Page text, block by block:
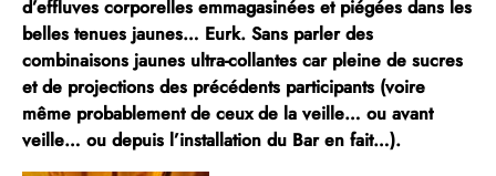
d’effluves corporelles emmagasinées et piégées dans les
belles tenues jaunes… Eurk. Sans parler des
combinaisons jaunes ultra-collantes car pleine de sucres
et de projections des précédents participants (voire
même probablement de ceux de la veille… ou avant
veille… ou depuis l’installation du Bar en fait…).